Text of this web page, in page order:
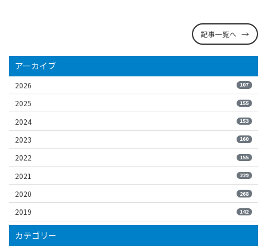
記事一覧へ
アーカイブ
2026 107
2025 155
2024 153
2023 160
2022 155
2021 229
2020 268
2019 142
カテゴリー